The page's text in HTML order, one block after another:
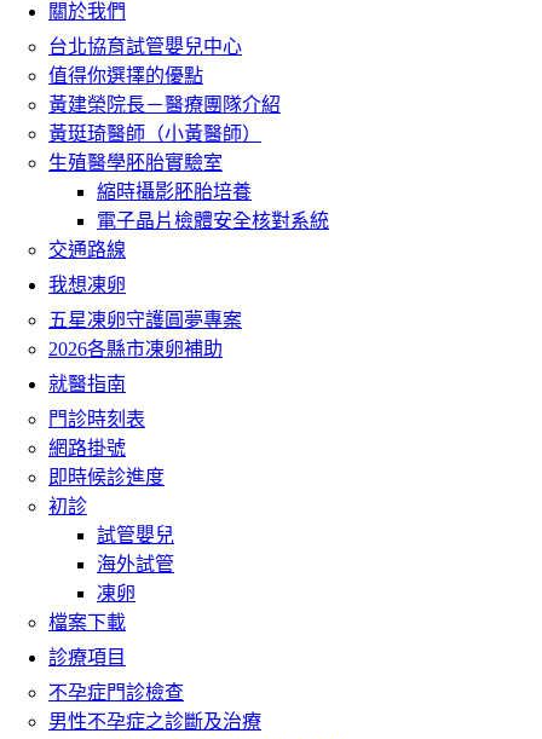
關於我們
台北協育試管嬰兒中心
值得你選擇的優點
黃建榮院長－醫療團隊介紹
黃珽琦醫師（小黃醫師）
生殖醫學胚胎實驗室
縮時攝影胚胎培養
電子晶片檢體安全核對系統
交通路線
我想凍卵
五星凍卵守護圓夢專案
2026各縣市凍卵補助
就醫指南
門診時刻表
網路掛號
即時候診進度
初診
試管嬰兒
海外試管
凍卵
檔案下載
診療項目
不孕症門診檢查
男性不孕症之診斷及治療